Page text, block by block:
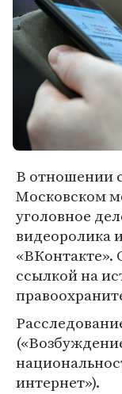
В отношении
Московском
уголовное
видеоролика
ссылкой на
интернет»).